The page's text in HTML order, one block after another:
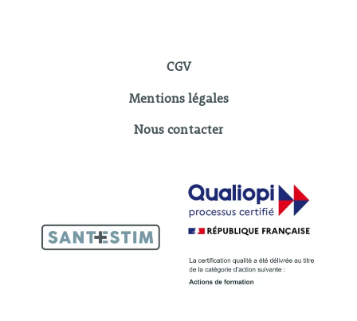
CGV
Mentions légales
Nous contacter